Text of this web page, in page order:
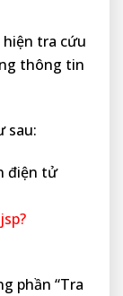
tra cứu
thông tin
sau:
điện tử
phần “Tra